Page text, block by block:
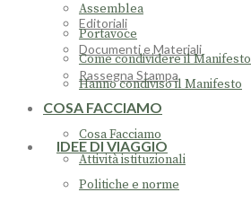
Editoriali
Documenti e Materiali
Rassegna Stampa
IDEE DI VIAGGIO
Assemblea
Portavoce
Come condividere il Manifesto
Hanno condiviso il Manifesto
COSA FACCIAMO
Cosa Facciamo
Attività istituzionali
Politiche e norme